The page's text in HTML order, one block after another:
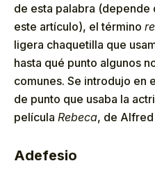
de esta palabra (depende
este artículo), el término
ligera chaquetilla que
hasta qué punto algunos
comunes. Se introdujo en
de punto que usaba la
película Rebeca, de
Adefesio